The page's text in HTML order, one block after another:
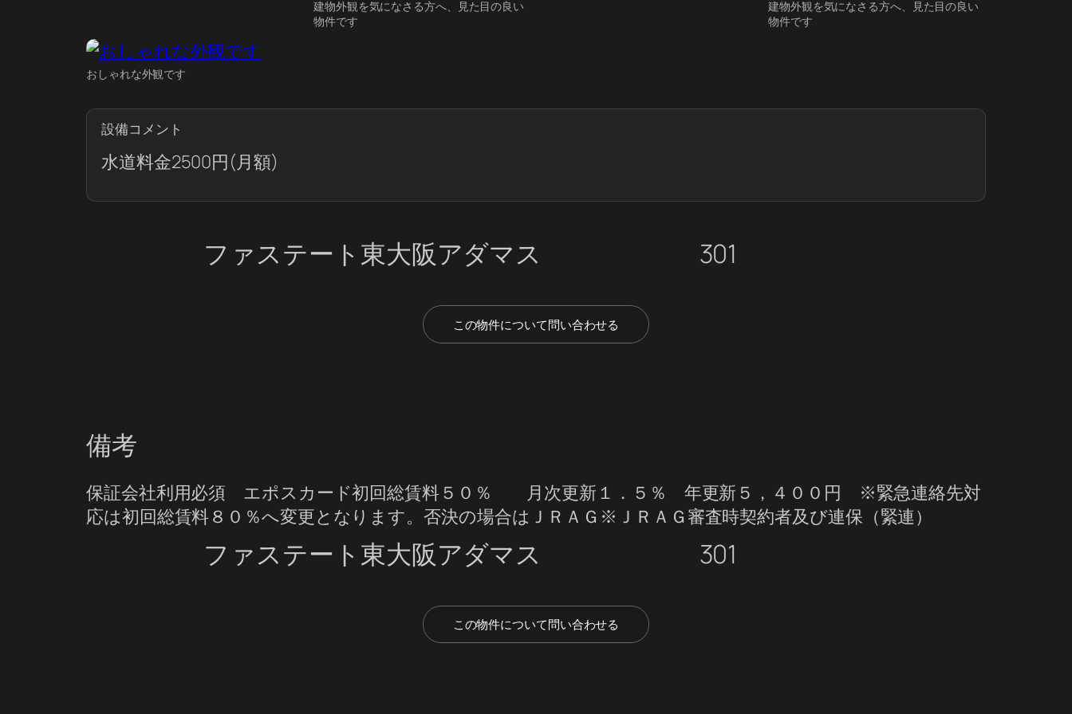
建物外観を気になさる方へ、見た目の良い
物件です
建物外観を気になさる方へ、見た目の良い
物件です
おしゃれな外観です
設備コメント
水道料金2500円(月額)
ファステート東大阪アダマス 301
この物件について問い合わせる
備考
保証会社利用必須 エポスカード初回総賃料５０％ 月次更新１．５％ 年更新５，４００円 ※緊急連絡先対
応は初回総賃料８０％へ変更となります。否決の場合はＪＲＡＧ※ＪＲＡＧ審査時契約者及び連保（緊連）
ファステート東大阪アダマス 301
この物件について問い合わせる